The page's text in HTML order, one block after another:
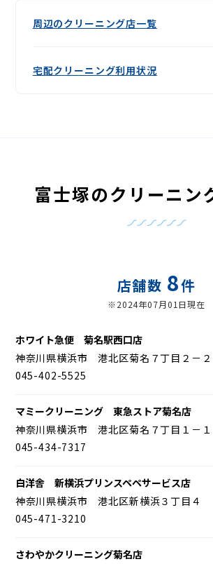
周辺のクリーニング店一覧
宅配クリーニング利用状況
富士塚のクリーニン
店舗数 8件
※2024年07月01日現在
ホワイト急便 菊名駅西口店
神奈川県横浜市 港北区菊名７丁目２－２
045-402-5525
マミークリーニング 東急ストア菊名店
神奈川県横浜市 港北区菊名７丁目１－１
045-434-7317
白洋舎 新横浜プリンスペペサービス店
神奈川県横浜市 港北区新横浜３丁目４
045-471-3210
さわやかクリーニング菊名店